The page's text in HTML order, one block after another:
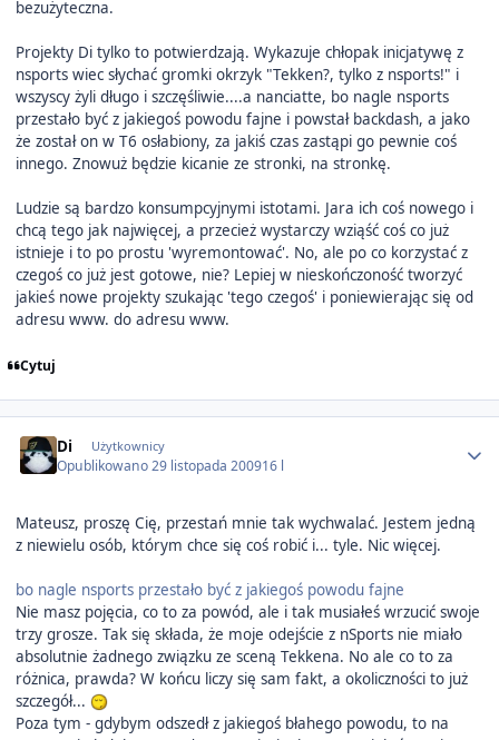
bezużyteczna.
Projekty Di tylko to potwierdzają. Wykazuje chłopak inicjatywę z
nsports wiec słychać gromki okrzyk "Tekken?, tylko z nsports!" i
wszyscy żyli długo i szczęśliwie....a nanciatte, bo nagle nsports
przestało być z jakiegoś powodu fajne i powstał backdash, a jako
że został on w T6 osłabiony, za jakiś czas zastąpi go pewnie coś
innego. Znowuż będzie kicanie ze stronki, na stronkę.
Ludzie są bardzo konsumpcyjnymi istotami. Jara ich coś nowego i
chcą tego jak najwięcej, a przecież wystarczy wziąść coś co już
istnieje i to po prostu 'wyremontować'. No, ale po co korzystać z
czegoś co już jest gotowe, nie? Lepiej w nieskończoność tworzyć
jakieś nowe projekty szukając 'tego czegoś' i poniewierając się od
adresu www. do adresu www.
Cytuj
Di Użytkownicy
Opublikowano29 listopada 200916 l
Mateusz, proszę Cię, przestań mnie tak wychwalać. Jestem jedną
z niewielu osób, którym chce się coś robić i... tyle. Nic więcej.
bo nagle nsports przestało być z jakiegoś powodu fajne
Nie masz pojęcia, co to za powód, ale i tak musiałeś wrzucić swoje
trzy grosze. Tak się składa, że moje odejście z nSports nie miało
absolutnie żadnego związku ze sceną Tekkena. No ale co to za
różnica, prawda? W końcu liczy się sam fakt, a okoliczności to już
szczegół...
Poza tym - gdybym odszedł z jakiegoś błahego powodu, to na